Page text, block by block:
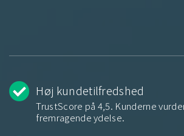
Høj kundetilfredshed
TrustScore på 4,5. Kunderne
fremragende ydelse.